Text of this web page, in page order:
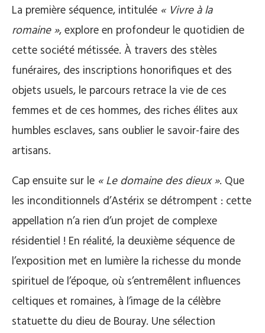
La première séquence, intitulée « Vivre à la
romaine », explore en profondeur le quotidien de
cette société métissée. À travers des stèles
funéraires, des inscriptions honorifiques et des
objets usuels, le parcours retrace la vie de ces
femmes et de ces hommes, des riches élites aux
humbles esclaves, sans oublier le savoir-faire des
artisans.
Cap ensuite sur le « Le domaine des dieux ». Que
les inconditionnels d’Astérix se détrompent : cette
appellation n’a rien d’un projet de complexe
résidentiel ! En réalité, la deuxième séquence de
l’exposition met en lumière la richesse du monde
spirituel de l’époque, où s’entremêlent influences
celtiques et romaines, à l’image de la célèbre
statuette du dieu de Bouray. Une sélection